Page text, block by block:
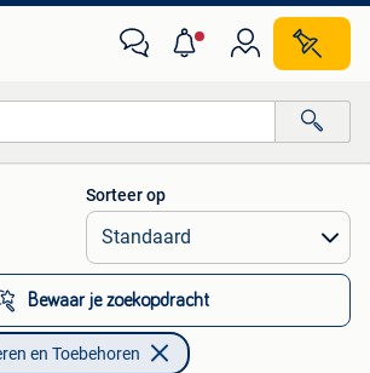
Alle afstanden…
Sorteer op
Bewaar je zoekopdracht
en Toebehoren